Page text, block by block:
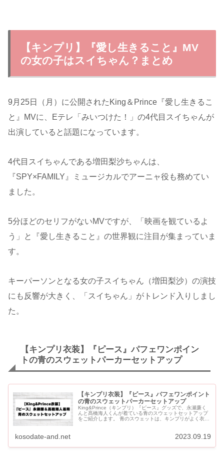
【キンプリ】『愛し生きること』MV
の女の子はスイちゃん？まとめ
9月25日（月）に公開されたKing＆Prince『愛し生きるこ
と』MVに、Eテレ「みいつけた！」の4代目スイちゃんが
出演していると話題になっています。
4代目スイちゃんである増田梨沙ちゃんは、
『SPY×FAMILY』ミュージカルでアーニャ役も務めてい
ました。
5分ほどのセリフがないMVですが、「映画を観ているよ
う」と『愛し生きること』の世界観に注目が集まっていま
す。
キーパーソンとなる女の子スイちゃん（増田梨沙）の演技
にも反響が大きく、「スイちゃん」がトレンド入りしまし
た。
【キンプリ衣装】『ピース』パフェワンポイン
トの青のスウェットパーカーセットアップ
【キンプリ衣装】『ピース』パフェワンポイント
の青のスウェットパーカーセットアップ
King&Prince（キンプリ）『ピース』グッズで、永瀬廉く
んと髙橋海人くんが着ている青のスウェットセットアップ
をご紹介します。 青のスウェットは、キンプリがよく衣装
kosodate-and.net 2023.09.19